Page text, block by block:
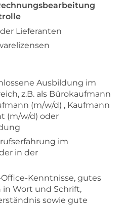
der Lieferanten
Ausbildung im
z.B. als Bürokaufmann
(m/w/d) , Kaufmann
(m/w/d) oder
im
in der
Kenntnisse, gutes
Wort und Schrift,
sowie gute